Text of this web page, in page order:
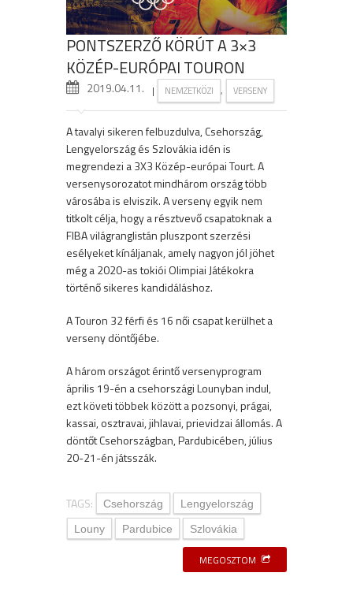
PONTSZERZŐ KÖRÚT A 3×3
KÖZÉP-EURÓPAI TOURON
2019.04.11. | NEMZETKÖZI , VERSENY
A tavalyi sikeren felbuzdulva, Csehország,
Lengyelország és Szlovákia idén is
megrendezi a 3X3 Közép-európai Tourt. A
versenysorozatot mindhárom ország több
városába is elviszik. A verseny egyik nem
titkolt célja, hogy a résztvevő csapatoknak a
FIBA világranglistán pluszpont szerzési
esélyeket kínáljanak, amely nagyon jól jöhet
még a 2020-as tokiói Olimpiai Játékokra
történő sikeres kandidáláshoz.
A Touron 32 férfi és 16 női csapat kerülhet a
verseny döntőjébe.
A három országot érintő versenyprogram
április 19-én a csehországi Lounyban indul,
ezt követi többek között a pozsonyi, prágai,
kassai, osztravai, jihlavai, prievidzai állomás. A
döntőt Csehországban, Pardubicében, július
20-21-én játsszák.
TAGS: Csehország
Lengyelország
Louny
Pardubice Szlovákia
MEGOSZTOM